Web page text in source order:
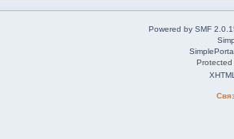
Powered by SMF